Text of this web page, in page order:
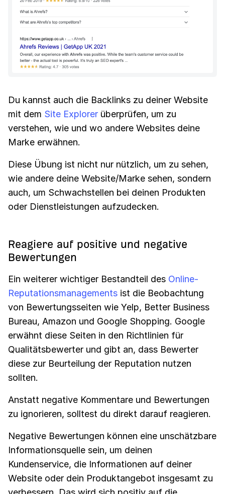
Du kannst auch die Backlinks zu deiner Website
mit dem Site Explorer überprüfen, um zu
verstehen, wie und wo andere Websites deine
Marke erwähnen.
Diese Übung ist nicht nur nützlich, um zu sehen,
wie andere deine Website/Marke sehen, sondern
auch, um Schwachstellen bei deinen Produkten
oder Dienstleistungen aufzudecken.
Reagiere auf positive und negative
Bewertungen
Ein weiterer wichtiger Bestandteil des Online-
Reputationsmanagements ist die Beobachtung
von Bewertungsseiten wie Yelp, Better Business
Bureau, Amazon und Google Shopping. Google
erwähnt diese Seiten in den Richtlinien für
Qualitätsbewerter und gibt an, dass Bewerter
diese zur Beurteilung der Reputation nutzen
sollten.
Anstatt negative Kommentare und Bewertungen
zu ignorieren, solltest du direkt darauf reagieren.
Negative Bewertungen können eine unschätzbare
Informationsquelle sein, um deinen
Kundenservice, die Informationen auf deiner
Website oder dein Produktangebot insgesamt zu